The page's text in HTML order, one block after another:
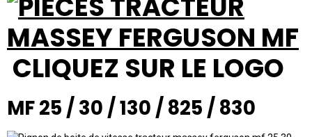
CLIQUEZ SUR LE LOGO
MF 25 / 30 / 130 / 825 / 830